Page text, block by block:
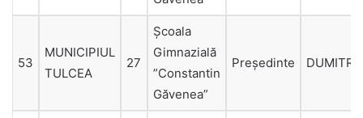
53
MUNICIPIUL
TULCEA
27
Şcoala
Gimnazială
”Constantin
Găvenea”
Președinte